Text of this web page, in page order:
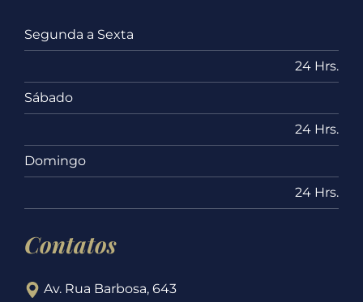
Segunda a Sexta
24 Hrs.
Sábado
24 Hrs.
Domingo
24 Hrs.
Contatos
Av. Rua Barbosa, 643